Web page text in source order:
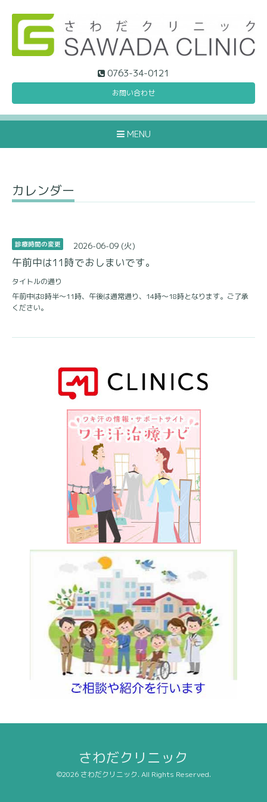
0763-34-0121
お問い合わせ
MENU
カレンダー
診療時間の変更 2026-06-09 (火)
午前中は11時でおしまいです。
タイトルの通り
午前中は8時半〜11時、午後は通常通り、14時〜18時となります。ご了承
ください。
さわだクリニック
©2026 さわだクリニック. All Rights Reserved.